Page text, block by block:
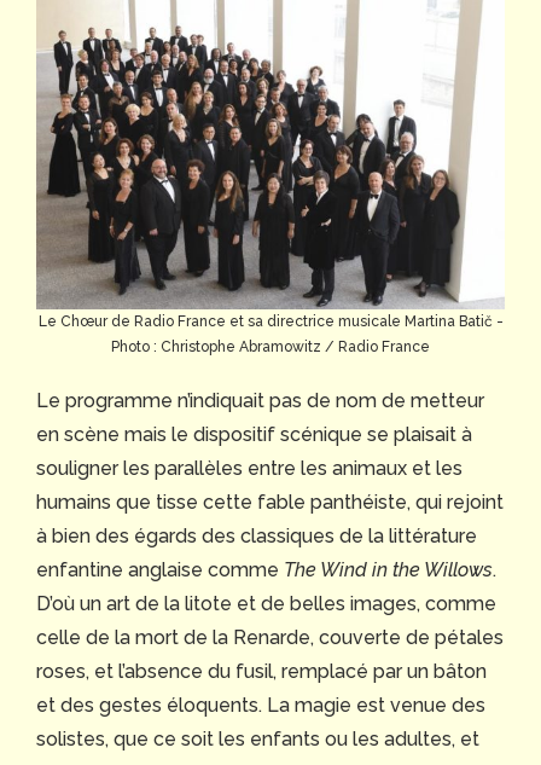
Le Chœur de Radio France et sa directrice musicale Martina Batič -
Photo : Christophe Abramowitz / Radio France
Le programme n’indiquait pas de nom de metteur
en scène mais le dispositif scénique se plaisait à
souligner les parallèles entre les animaux et les
humains que tisse cette fable panthéiste, qui rejoint
à bien des égards des classiques de la littérature
enfantine anglaise comme The Wind in the Willows.
D’où un art de la litote et de belles images, comme
celle de la mort de la Renarde, couverte de pétales
roses, et l’absence du fusil, remplacé par un bâton
et des gestes éloquents. La magie est venue des
solistes, que ce soit les enfants ou les adultes, et